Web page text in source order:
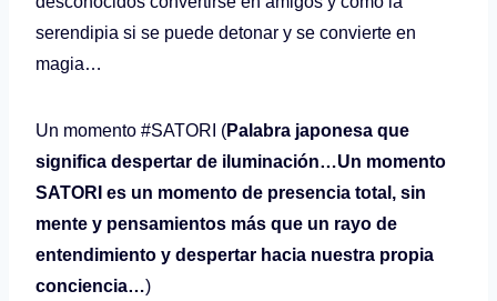
serendipia si se puede detonar y se convierte en
magia…
Un momento #SATORI (Palabra japonesa que
significa despertar de iluminación…Un momento
SATORI es un momento de presencia total, sin
mente y pensamientos más que un rayo de
entendimiento y despertar hacia nuestra propia
conciencia…)